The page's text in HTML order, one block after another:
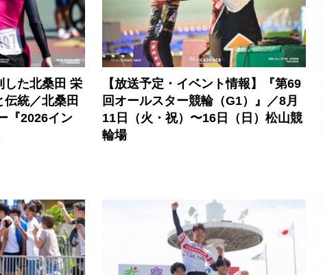
した北桑田 栄
統／北桑田
『2026イン
【放送予定・イベント情報】『第69
回オールスター競輪（G1）』／8月
11日（火・祝）〜16日（日）松山競
輪場